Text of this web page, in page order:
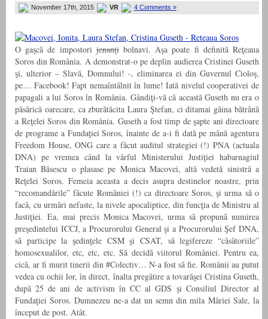
November 17th, 2015 VR 4 Comments »
O gaşcă de impostorijenanţibolnavi. Aşa poate fi definită Reţeaua
Soros din România. A demonstrat-o pe deplin audierea Cristinei Guseth
şi, ulterior – Slavă, Domnului! -, eliminarea ei din Guvernul Cioloş,
pe… Facebook! Fapt nemaîntâlnit în lume! Iată nivelul cooperativei de
papagali a lui Soros în România. Gândiţi-vă că această Guseth nu era o
păsărică oarecare, ca zburătăcita Laura Ştefan, ci ditamai găina bătrână
a Reţelei Soros din România. Guseth a fost timp de şapte ani directoare
de programe a Fundaţiei Soros, înainte de a-i fi dată pe mână agentura
Freedom House, ONG care a făcut auditul strategiei (!) PNA (actuala
DNA) pe vremea când la vârful Ministerului Justiţiei habarnagiul
Traian Băsescu o plasase pe Monica Macovei, altă vedetă sinistră a
Reţelei Soros. Femeia aceasta a decis asupra destinelor noastre, prin
“recomandările” făcute României (!) ca directoare Soros, şi urma să o
facă, cu urmări nefaste, la nivele apocaliptice, din funcţia de Ministru al
Justiţiei. Ea, mai precis Monica Macovei, urma săpropună numirea
preşedintelui ICCJ, a Procurorului General şi a Procurorului Şef DNA,
să participe la şedinţele CSM şi CSAT, să legifereze “căsătoriile”
homosexualilor, etc, etc, etc. Să decidă viitorul României. Pentru ea,
cică, ar fi murit tinerii din #Colectiv… N-a fost să fie. Românii au putut
vedea cu ochii lor, în direct, înalta pregătire a tovarăşei Cristina Guseth,
după 25 de ani de activism în CC al GDS şi Consiliul Director al
Fundaţiei Soros. Dumnezeu ne-a dat un semn din mila Măriei Sale, la
început de post. Atât.